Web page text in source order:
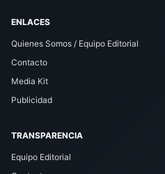
ENLACES
Quienes Somos / Equipo Editorial
Contacto
Media Kit
Publicidad
TRANSPARENCIA
Equipo Editorial